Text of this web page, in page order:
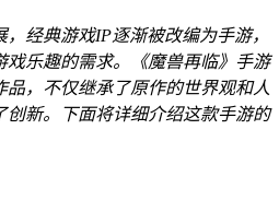
经典游戏IP逐渐被改编为手游，
戏乐趣的需求。《魔兽再临》手游
品，不仅继承了原作的世界观和人
创新。下面将详细介绍这款手游的